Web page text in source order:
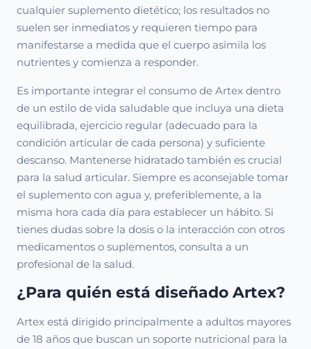
cualquier suplemento dietético; los resultados no
suelen ser inmediatos y requieren tiempo para
manifestarse a medida que el cuerpo asimila los
nutrientes y comienza a responder.
Es importante integrar el consumo de Artex dentro
de un estilo de vida saludable que incluya una dieta
equilibrada, ejercicio regular (adecuado para la
condición articular de cada persona) y suficiente
descanso. Mantenerse hidratado también es crucial
para la salud articular. Siempre es aconsejable tomar
el suplemento con agua y, preferiblemente, a la
misma hora cada día para establecer un hábito. Si
tienes dudas sobre la dosis o la interacción con otros
medicamentos o suplementos, consulta a un
profesional de la salud.
¿Para quién está diseñado Artex?
Artex está dirigido principalmente a adultos mayores
de 18 años que buscan un soporte nutricional para la